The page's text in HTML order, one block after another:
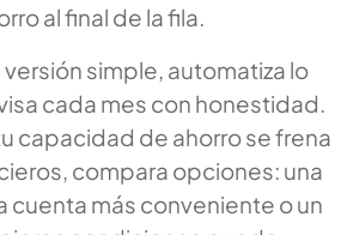
al final de la fila.
simple, automatiza lo
cada mes con honestidad.
capacidad de ahorro se frena
compara opciones: una
cuenta más conveniente o un